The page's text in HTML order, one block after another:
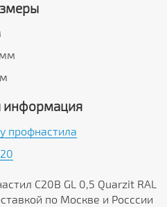
информация
профнастила
С20В GL 0,5 Quarzit RAL
по Москве и Росссии